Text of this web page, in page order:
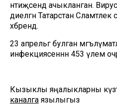
нәтиҗәсендә ачыкланган.
диелгән Татарстан
хәбәрендә.
23 апрельгә булган
инфекциясеннән 453 үлем
Кызыклы яңалыкларны
каналга язылыгыз